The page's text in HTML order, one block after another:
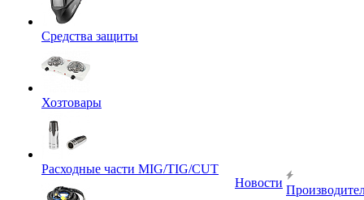
Средства защиты
Хозтовары
Расходные части MIG/TIG/CUT
Новости